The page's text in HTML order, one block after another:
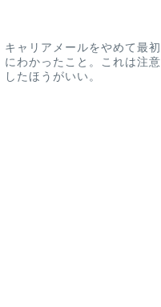
キャリアメールをやめて最初
にわかったこと。これは注意
したほうがいい。